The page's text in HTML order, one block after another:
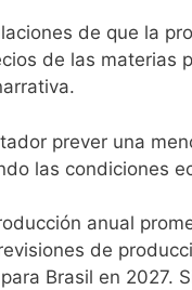
de que la
de las materias
prever una
las condiciones
anual
de
Brasil en 2027.